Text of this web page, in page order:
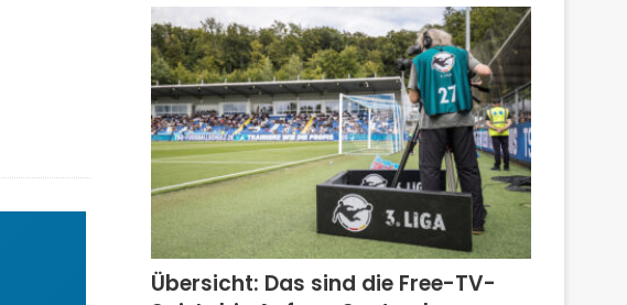
Übersicht: Das sind die Free-TV-